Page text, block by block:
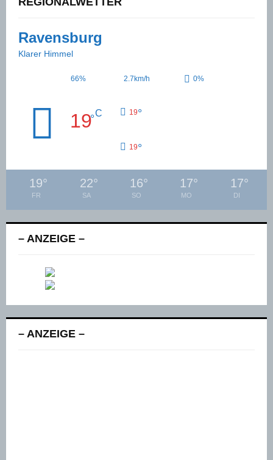
Ravensburg
Klarer Himmel
66% 2.7km/h 0%
19°C 19°
19°
19°
FR
22°
SA
16°
SO
17°
MO
17°
DI
– ANZEIGE –
– ANZEIGE –